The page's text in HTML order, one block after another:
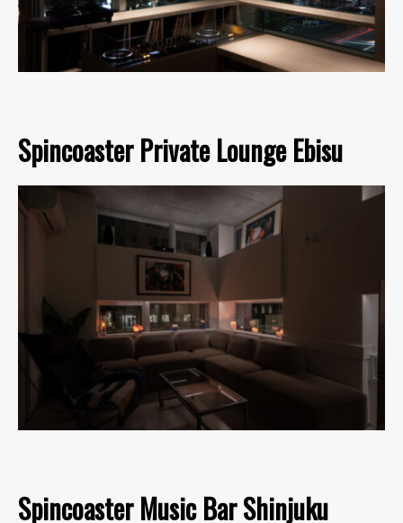
Spincoaster Private Lounge Ebisu
Spincoaster Music Bar Shinjuku